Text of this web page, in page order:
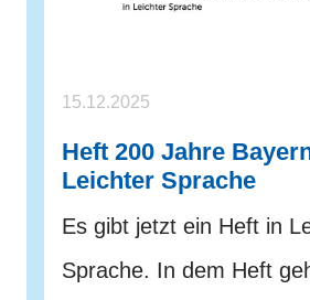
15.12.2025
Heft 200 Jahre
Leichter Sprache
Es gibt jetzt ein Heft in
Sprache. In dem Heft